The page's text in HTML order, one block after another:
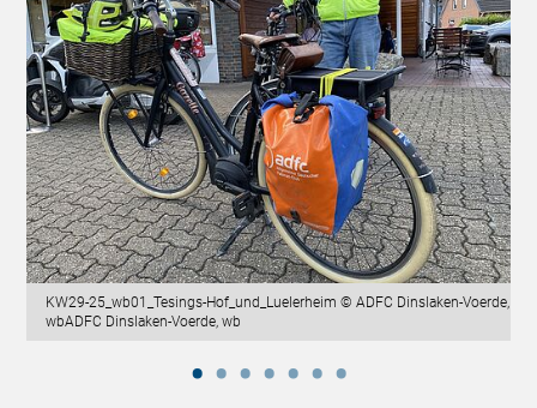
KW29-25_wb01_Tesings-Hof_und_Luelerheim © ADFC Dinslaken-Voerde,
wbADFC Dinslaken-Voerde, wb